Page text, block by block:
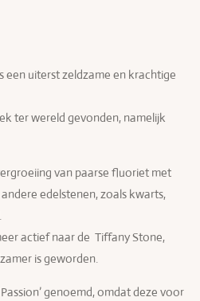
een uiterst zeldzame en krachtige
ter wereld gevonden, namelijk
van paarse fluoriet met
edelstenen, zoals kwarts,
actief naar de Tiffany Stone,
is geworden.
genoemd, omdat deze voor